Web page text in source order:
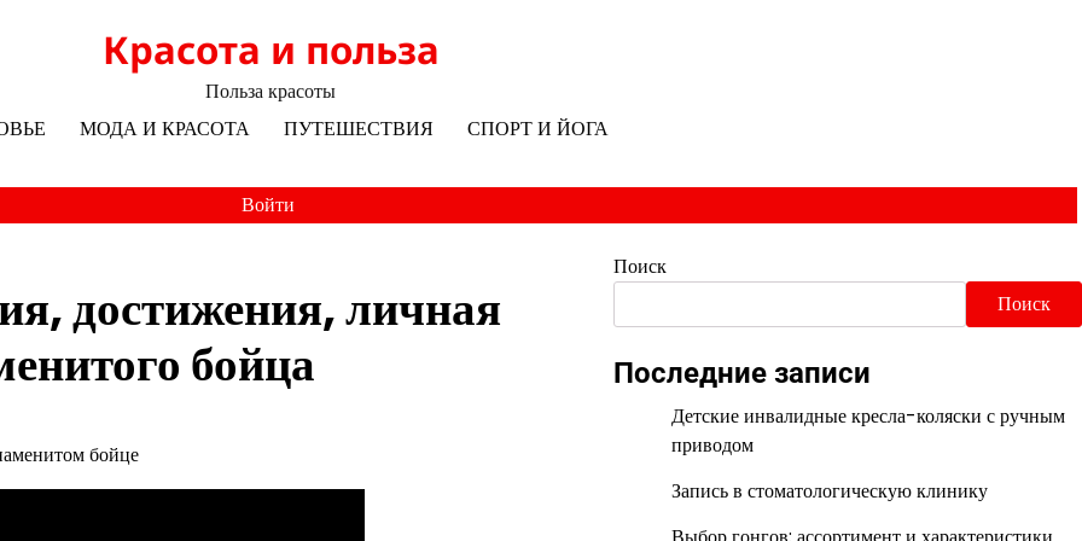
Красота и польза
Польза красоты
МОДА И КРАСОТА ПУТЕШЕСТВИЯ СПОРТ И ЙОГА
Войти
достижения, личная
бойца
Поиск
Поиск
Последние записи
Детские инвалидные кресла-коляски с ручным
приводом
Запись в стоматологическую клинику